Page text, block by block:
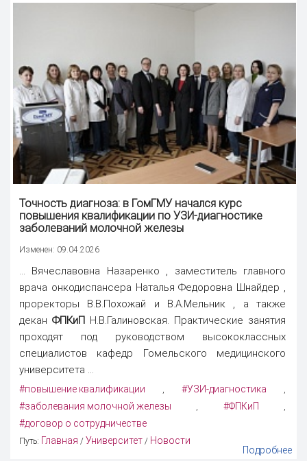
Точность диагноза: в ГомГМУ начался курс
повышения квалификации по УЗИ-диагностике
заболеваний молочной железы
Изменен: 09.04.2026
... Вячеславовна Назаренко , заместитель главного
врача онкодиспансера Наталья Федоровна Шнайдер ,
проректоры В.В.Похожай и В.А.Мельник , а также
декан ФПКиП Н.В.Галиновская. Практические занятия
проходят под руководством высококлассных
специалистов кафедр Гомельского медицинского
университета ...
#повышение квалификации , #УЗИ-диагностика ,
#заболевания молочной железы , #ФПКиП ,
#договор о сотрудничестве
Путь: Главная / Университет / Новости
Подробнее